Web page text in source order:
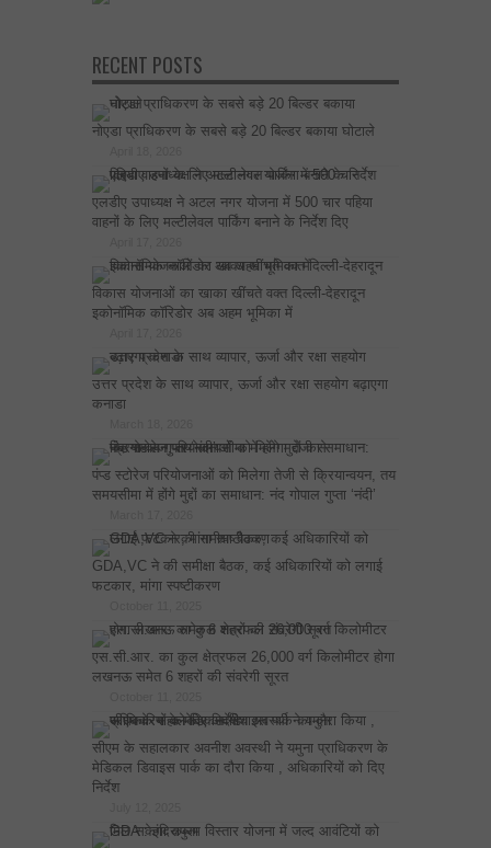
RECENT POSTS
नोएडा प्राधिकरण के सबसे बड़े 20 बिल्डर बकाया घोटाले
एलडीए उपाध्यक्ष ने अटल नगर योजना में 500 चार पहिया
वाहनों के लिए मल्टीलेवल पार्किंग बनाने के निर्देश दिए
विकास योजनाओं का खाका खींचते वक्त दिल्ली-देहरादून
इकोनॉमिक कॉरिडोर अब अहम भूमिका में
उत्तर प्रदेश के साथ व्यापार, ऊर्जा और रक्षा सहयोग बढ़ाएगा
कनाडा
पंप्ड स्टोरेज परियोजनाओं को मिलेगा तेजी से क्रियान्वयन, तय
समयसीमा में होंगे मुद्दों का समाधान: नंद गोपाल गुप्ता ‘नंदी’
GDA,VC ने की समीक्षा बैठक, कई अधिकारियों को लगाई
फटकार, मांगा स्पष्टीकरण
एस.सी.आर. का कुल क्षेत्रफल 26,000 वर्ग किलोमीटर होगा
लखनऊ समेत 6 शहरों की संवरेगी सूरत
सीएम के सहालकार अवनीश अवस्थी ने यमुना प्राधिकरण के
मेडिकल डिवाइस पार्क का दौरा किया , अधिकारियों को दिए
निर्देश